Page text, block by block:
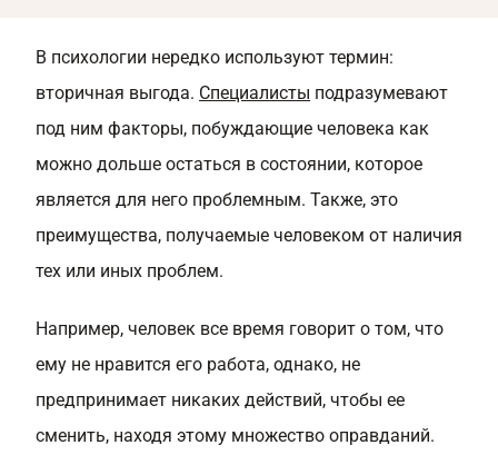
В психологии нередко используют термин:
вторичная выгода. Специалисты подразумевают
под ним факторы, побуждающие человека как
можно дольше остаться в состоянии, которое
является для него проблемным. Также, это
преимущества, получаемые человеком от наличия
тех или иных проблем.
Например, человек все время говорит о том, что
ему не нравится его работа, однако, не
предпринимает никаких действий, чтобы ее
сменить, находя этому множество оправданий.